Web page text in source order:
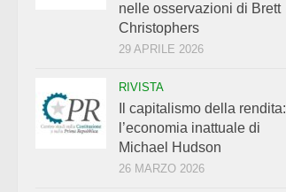
nelle osservazioni di Brett
Christophers
29 APRILE 2026
RIVISTA
Il capitalismo della rendita:
l’economia inattuale di
Michael Hudson
26 MARZO 2026